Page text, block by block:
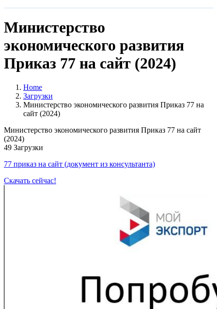
Министерство
экономического развития
Приказ 77 на сайт (2024)
Home
Загрузки
Министерство экономического развития Приказ 77 на
сайт (2024)
Министерство экономического развития Приказ 77 на сайт
(2024)
49 Загрузки
77 приказ на сайт (документ из консультанта)
Скачать сейчас!